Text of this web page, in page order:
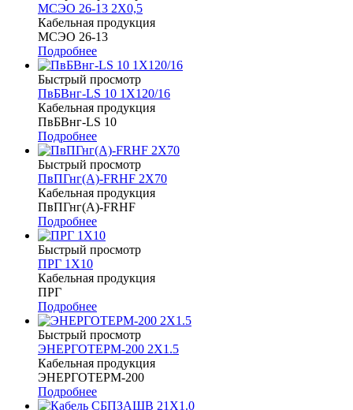
МСЭО 26-13 2Х0,5
Кабельная продукция
МСЭО 26-13
Подробнее
Быстрый просмотр
ПвБВнг-LS 10 1Х120/16
Кабельная продукция
ПвБВнг-LS 10
Подробнее
Быстрый просмотр
ПвПГнг(А)-FRHF 2Х70
Кабельная продукция
ПвПГнг(А)-FRHF
Подробнее
Быстрый просмотр
ПРГ 1Х10
Кабельная продукция
ПРГ
Подробнее
Быстрый просмотр
ЭНЕРГОТЕРМ-200 2Х1.5
Кабельная продукция
ЭНЕРГОТЕРМ-200
Подробнее